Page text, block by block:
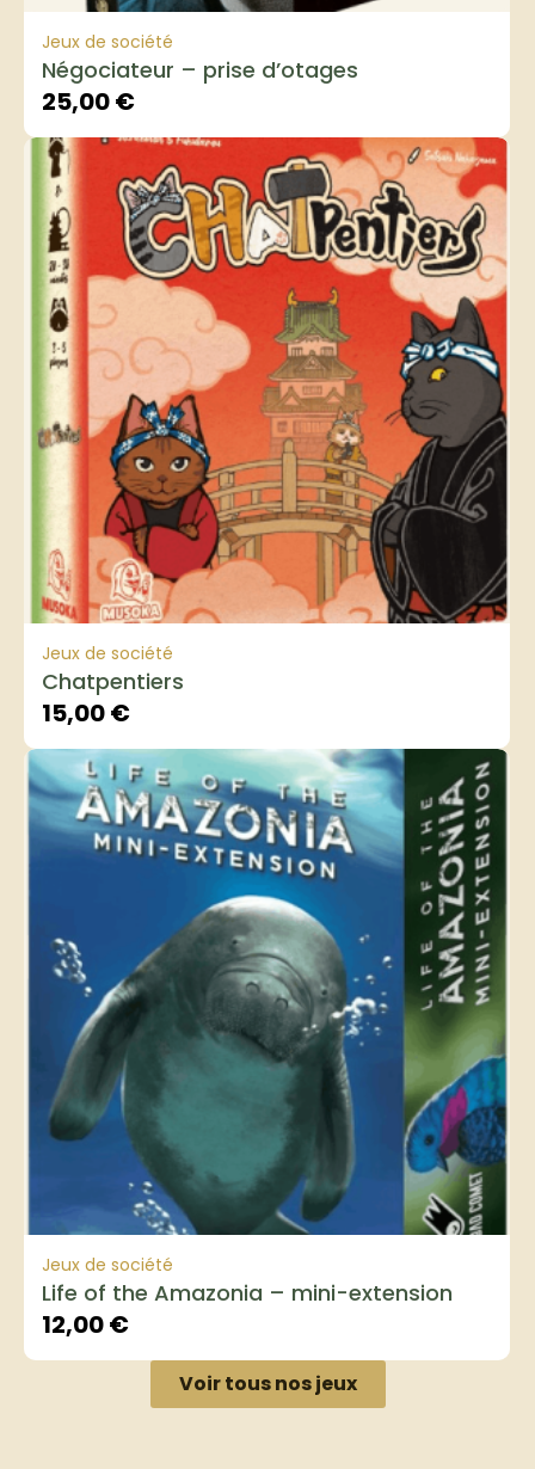
Jeux de société
Négociateur – prise d’otages
25,00€
Jeux de société
Chatpentiers
15,00€
Jeux de société
Life of the Amazonia – mini-extension
12,00€
Voir tous nos jeux